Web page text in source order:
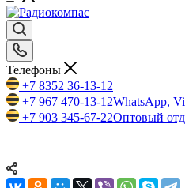
Телефоны
+7 8352 36-13-12
+7 967 470-13-12WhatsApp,
+7 903 345-67-22Оптовый